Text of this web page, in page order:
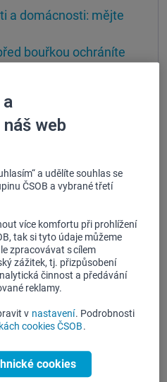
a domácnosti: mějte
bouřkou ochráníte
Zdroj: Magnific.com
před bouřkou
neměli čekat. Řadu opatření
v průběhu roku
web
a udělíte souhlas se
ČSOB a vybrané třetí
více komfortu při prohlížení
tak si tyto údaje můžeme
zpracovávat s cílem
zážitek, tj. přizpůsobení
činnost a předávání
reklamy.
v nastavení. Podrobnosti
cookies ČSOB.
cookies